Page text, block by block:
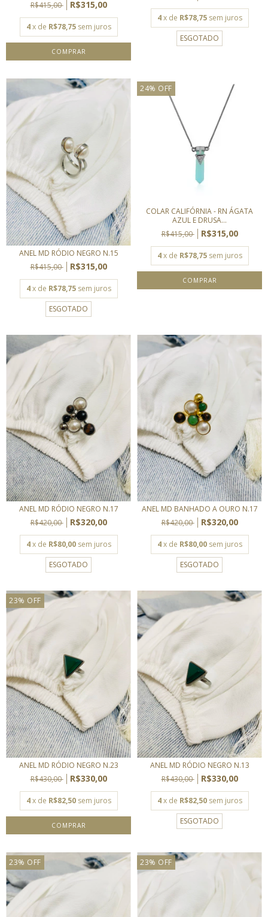
R$415,00 R$315,00
4 x de R$78,75 sem juros
4 x de R$78,75 sem juros
ESGOTADO
ANEL MD RÓDIO NEGRO N.15
R$415,00
R$315,00
4 x de R$78,75 sem juros
ESGOTADO
24% OFF
COLAR CALIFÓRNIA - RN ÁGATA
AZUL E DRUSA...
R$415,00
R$315,00
4 x de R$78,75 sem juros
ANEL MD RÓDIO NEGRO N.17
R$420,00
R$320,00
4 x de R$80,00 sem juros
ESGOTADO
ANEL MD BANHADO A OURO N.17
R$420,00
R$320,00
4 x de R$80,00 sem juros
ESGOTADO
23% OFF
ANEL MD RÓDIO NEGRO N.23
R$430,00
R$330,00
4 x de R$82,50 sem juros
ANEL MD RÓDIO NEGRO N.13
R$430,00
R$330,00
4 x de R$82,50 sem juros
ESGOTADO
23% OFF 23% OFF